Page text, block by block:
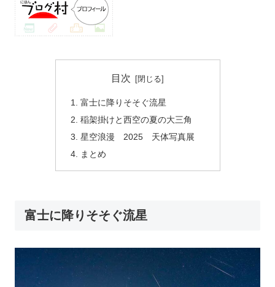
目次
富士に降りそそぐ流星
稲架掛けと西空の夏の大三角
星空浪漫 2025 天体写真展
まとめ
富士に降りそそぐ流星